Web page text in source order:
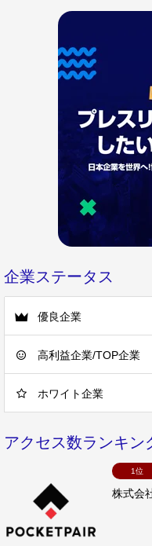
企業ステータス
優良企業
高利益企業/TOP企業
ホワイト企業
アクセス数ランキン
1位
株式会